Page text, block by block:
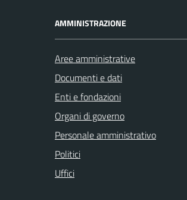
AMMINISTRAZIONE
Aree amministrative
Documenti e dati
Enti e fondazioni
Organi di governo
Personale amministrativo
Politici
Uffici